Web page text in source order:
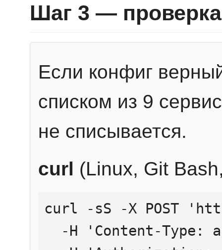
Шаг 3 — проверка
Если конфиг
списком из 9
не списывается.
curl (Linux, Git
curl -sS -X POST